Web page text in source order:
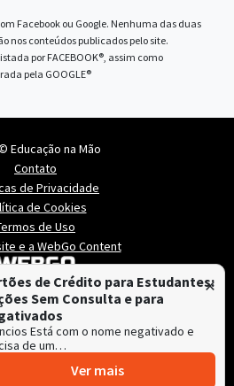
de Crédito para Estudantes:
Sem Consulta e para
Está com o nome negativado e
de um…
Ver mais
×
Facebook ou Google. Nenhuma das duas
nos conteúdos publicados pelo site.
por FACEBOOK®, assim como
pela GOOGLE®
Educação na Mão
Contato
de Privacidade
de Cookies
de Uso
e a WebGo Content
e hospedado pela